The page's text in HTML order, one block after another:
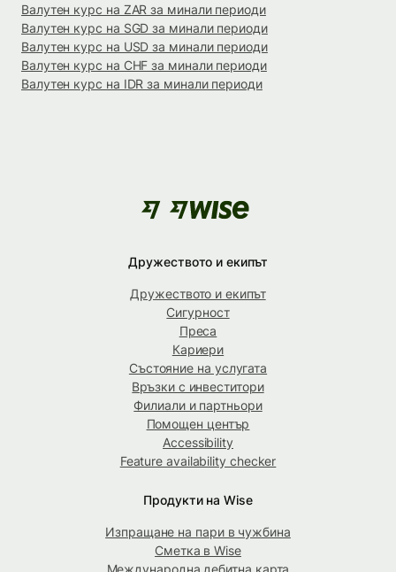
Валутен курс на ZAR за минали периоди
Валутен курс на SGD за минали периоди
Валутен курс на USD за минали периоди
Валутен курс на CHF за минали периоди
Валутен курс на IDR за минали периоди
Дружеството и екипът
Дружеството и екипът
Сигурност
Преса
Кариери
Състояние на услугата
Връзки с инвеститори
Филиали и партньори
Помощен център
Accessibility
Feature availability checker
Продукти на Wise
Изпращане на пари в чужбина
Сметка в Wise
Международна дебитна карта